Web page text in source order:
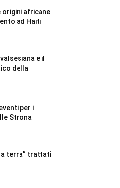
origini africane
ad Haiti
e il
della
per i
Strona
terra” trattati